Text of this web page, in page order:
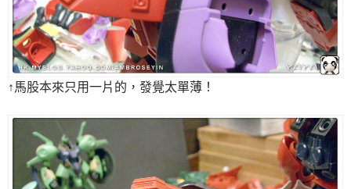
↑馬股本來只用一片的，發覺太單薄！